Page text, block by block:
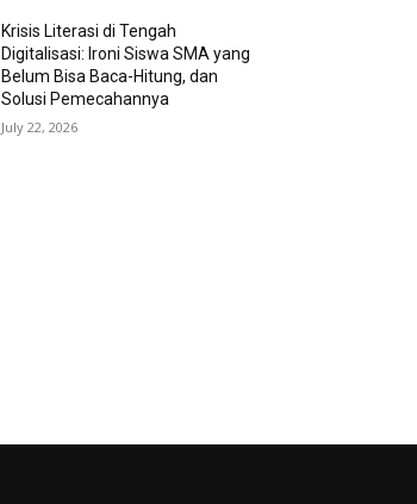
Krisis Literasi di Tengah
Digitalisasi: Ironi Siswa SMA yang
Belum Bisa Baca-Hitung, dan
Solusi Pemecahannya
July 22, 2026